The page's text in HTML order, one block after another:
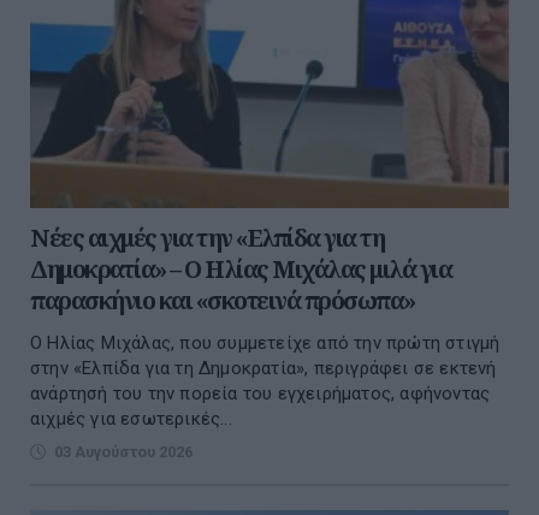
Νέες αιχμές για την «Ελπίδα για τη
Δημοκρατία» – Ο Ηλίας Μιχάλας μιλά για
παρασκήνιο και «σκοτεινά πρόσωπα»
Ο Ηλίας Μιχάλας, που συμμετείχε από την πρώτη στιγμή
στην «Ελπίδα για τη Δημοκρατία», περιγράφει σε εκτενή
ανάρτησή του την πορεία του εγχειρήματος, αφήνοντας
αιχμές για εσωτερικές...
03 Αυγούστου 2026